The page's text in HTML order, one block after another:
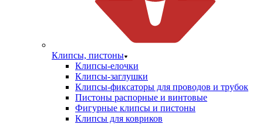
Клипсы, пистоны
Клипсы-елочки
Клипсы-заглушки
Клипсы-фиксаторы для проводов и трубок
Пистоны распорные и винтовые
Фигурные клипсы и пистоны
Клипсы для ковриков